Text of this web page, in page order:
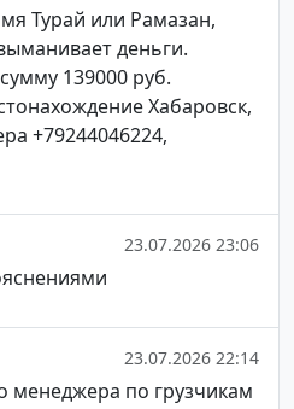
Турай или Рамазан,
деньги.
139000 руб.
Хабаровск,
+79244046224,
23.07.2026 23:06
23.07.2026 22:14
менеджера по грузчикам